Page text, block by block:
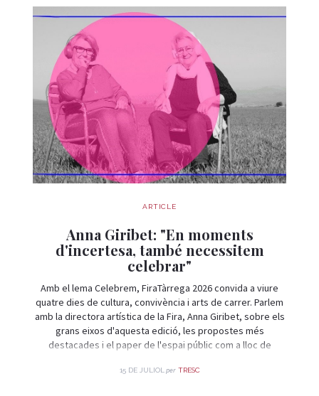
ARTICLE
Anna Giribet: "En moments
d'incertesa, també necessitem
celebrar"
Amb el lema Celebrem, FiraTàrrega 2026 convida a viure
quatre dies de cultura, convivència i arts de carrer. Parlem
amb la directora artística de la Fira, Anna Giribet, sobre els
grans eixos d'aquesta edició, les propostes més
destacades i el paper de l'espai públic com a lloc de
15 DE JULIOL per TRESC